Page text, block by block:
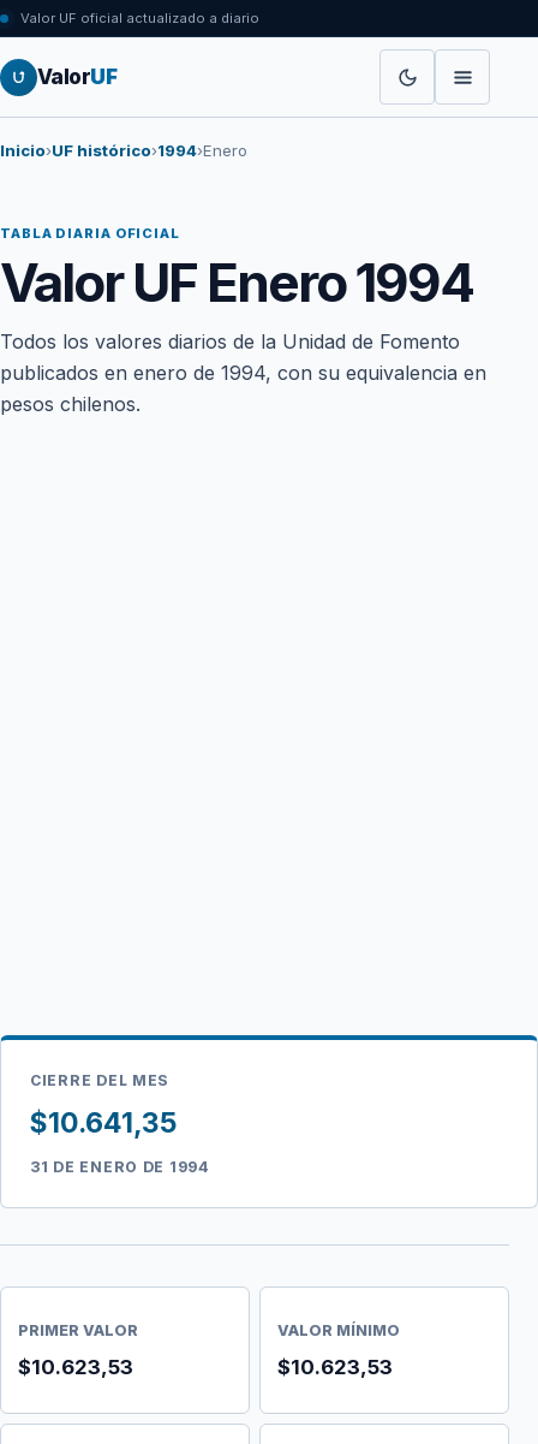
Valor UF oficial actualizado a diario
ValorUF
Inicio›UF histórico›1994›Enero
TABLA DIARIA OFICIAL
Valor UF Enero 1994
Todos los valores diarios de la Unidad de Fomento
publicados en enero de 1994, con su equivalencia en
pesos chilenos.
CIERRE DEL MES
$10.641,35
31 DE ENERO DE 1994
PRIMER VALOR
$10.623,53
VALOR MÍNIMO
$10.623,53